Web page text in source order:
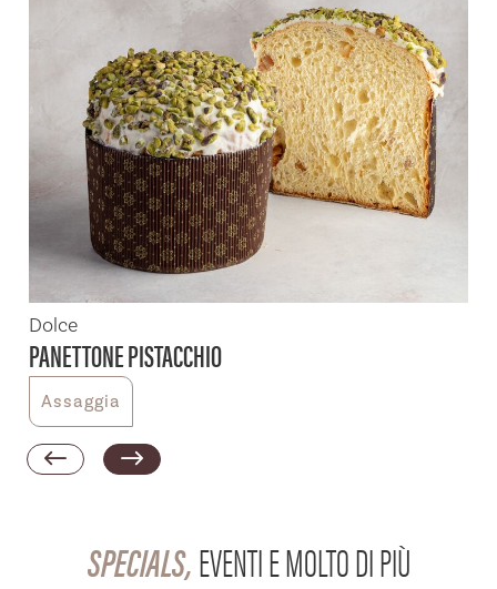
Dolce
PANETTONE PISTACCHIO
Assaggia
SPECIALS,EVENTI E MOLTO DI PIÙ